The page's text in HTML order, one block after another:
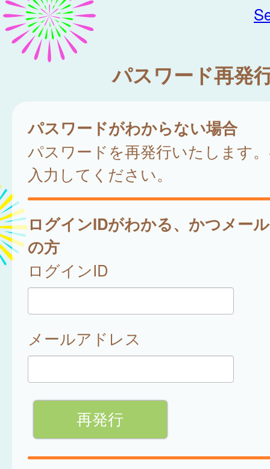
パスワード再発
パスワードがわからない場合
パスワードを再発行いたします
入力してください。
ログインIDがわかる、かつメー
の方
ログインID
メールアドレス